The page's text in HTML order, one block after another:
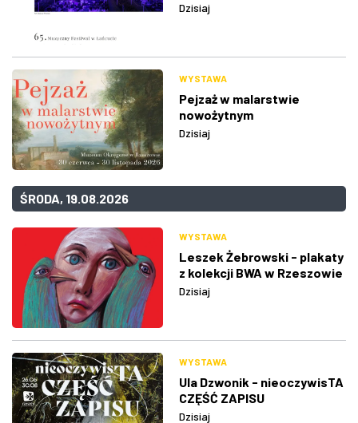
Dzisiaj
WYSTAWA
Pejzaż w malarstwie
nowożytnym
Dzisiaj
ŚRODA, 19.08.2026
WYSTAWA
Leszek Żebrowski - plakaty
z kolekcji BWA w Rzeszowie
Dzisiaj
WYSTAWA
Ula Dzwonik - nieoczywisTA
CZĘŚĆ ZAPISU
Dzisiaj